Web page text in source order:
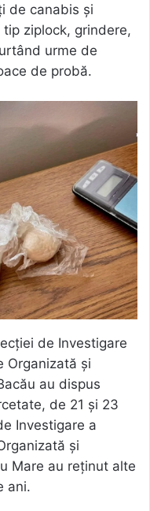
de canabis și
ziplock, grindere,
urme de
de probă.
de Investigare
Organizată și
au dispus
de 21 și 23
Investigare a
și
Mare au reținut alte
ani.